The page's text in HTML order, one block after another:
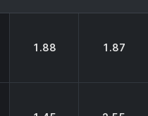
1.88 1.87